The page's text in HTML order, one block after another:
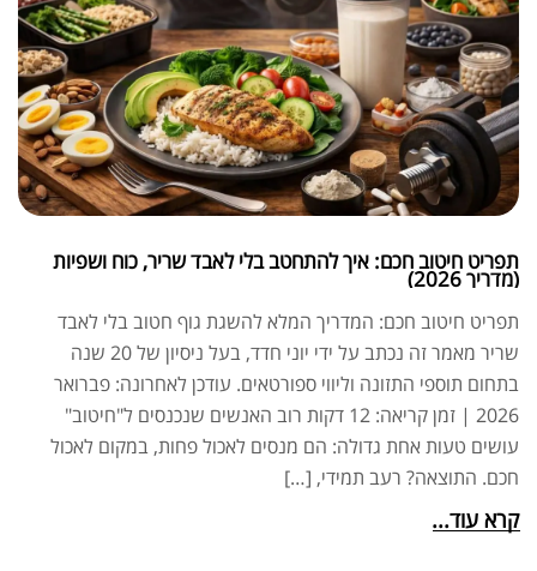
תפריט חיטוב חכם: איך להתחטב בלי לאבד שריר, כוח ושפיות
(מדריך 2026)
תפריט חיטוב חכם: המדריך המלא להשגת גוף חטוב בלי לאבד
שריר מאמר זה נכתב על ידי יוני חדד, בעל ניסיון של 20 שנה
בתחום תוספי התזונה וליווי ספורטאים. עודכן לאחרונה: פברואר
2026 | זמן קריאה: 12 דקות רוב האנשים שנכנסים ל"חיטוב"
עושים טעות אחת גדולה: הם מנסים לאכול פחות, במקום לאכול
חכם. התוצאה? רעב תמידי, […]
קרא עוד...